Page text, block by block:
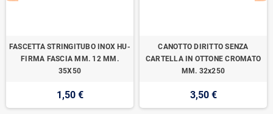
FASCETTA STRINGITUBO INOX HU-
FIRMA FASCIA MM. 12 MM.
35X50
1,50 €
CANOTTO DIRITTO SENZA
CARTELLA IN OTTONE CROMATO
MM. 32x250
3,50 €